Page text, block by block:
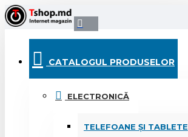
CATALOGUL PRODUSELOR
ELECTRONICĂ
TELEFOANE ȘI TABLETE